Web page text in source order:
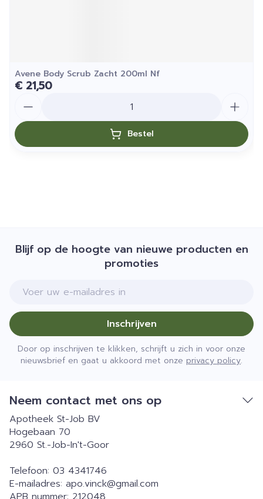
Avene Body Scrub Zacht 200ml Nf
€ 21,50
Bestel
Blijf op de hoogte van nieuwe producten en
promoties
E-mail adres
Inschrijven
Door op inschrijven te klikken, schrijft u zich in voor onze
nieuwsbrief en gaat u akkoord met onze privacy policy.
Neem contact met ons op
Apotheek St-Job BV
Hogebaan 70
2960 St.-Job-In't-Goor
Telefoon: 03 4341746
E-mailadres: apo.vinck@gmail.com